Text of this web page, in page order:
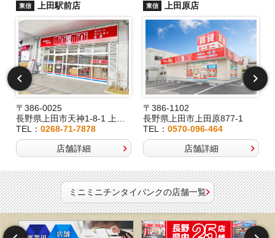
東信 上田駅前店
〒386-0025
長野県上田市天神1-8-1 上田駅前ビルパレオ1F
TEL：0268-71-7878
店舗詳細
東信 上田原店
〒386-1102
長野県上田市上田原877-1
TEL：0570-096-464
店舗詳細
ミニミニチンタイバンクの店舗一覧